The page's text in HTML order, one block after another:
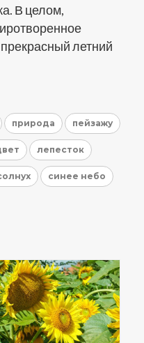
В целом,
летний
природа пейзажу
лепесток
синее небо